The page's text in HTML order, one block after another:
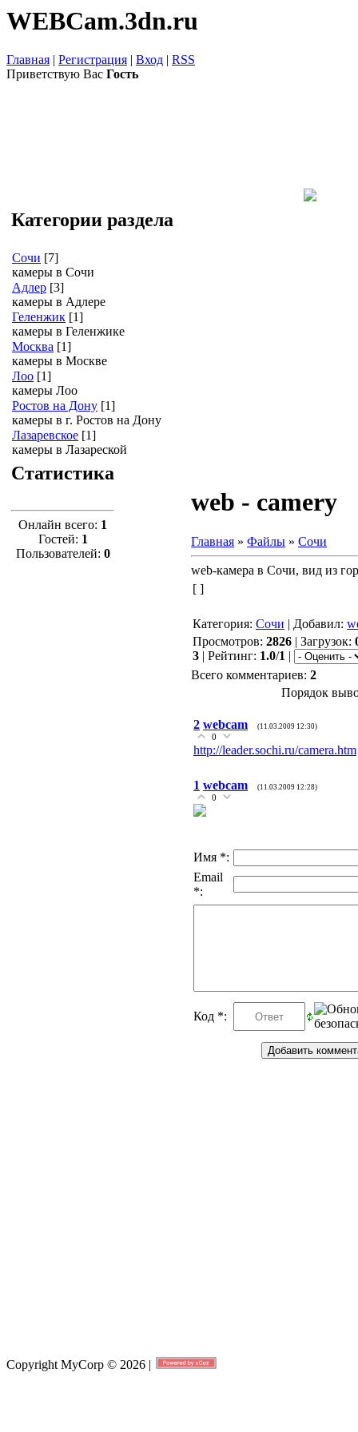
WEBCam.3dn.ru
Главная | Регистрация | Вход | RSS
Приветствую Вас Гость
Категории раздела
Сочи [7]
камеры в Сочи
Адлер [3]
камеры в Адлере
Геленжик [1]
камеры в Геленжике
Москва [1]
камеры в Москве
Лоо [1]
камеры Лоо
Ростов на Дону [1]
камеры в г. Ростов на Дону
Лазаревское [1]
камеры в Лазареской
Статистика
Онлайн всего: 1
Гостей: 1
Пользователей: 0
web - camery
Главная » Файлы » Сочи
web-камера в Сочи, вид из
[ ]
Категория: Сочи | Добавил:
Просмотров: 2826 | Загрузок:
3 | Рейтинг: 1.0/1 |
Всего комментариев: 2
Порядок
2 webcam (11.03.2009 12:30)
0
http://leader.sochi.ru/camera.htm
1 webcam (11.03.2009 12:28)
0
Имя *:
Email
*:
Код *:
Copyright MyCorp © 2026 |